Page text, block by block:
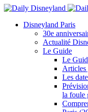
Disneyland Paris
30e
Actualité
Le Guide
Le
Articles
Les
la foule